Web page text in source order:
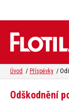
Úvod Příspěvky
Odškodnění